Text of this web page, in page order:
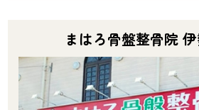
まはろ骨盤整骨院